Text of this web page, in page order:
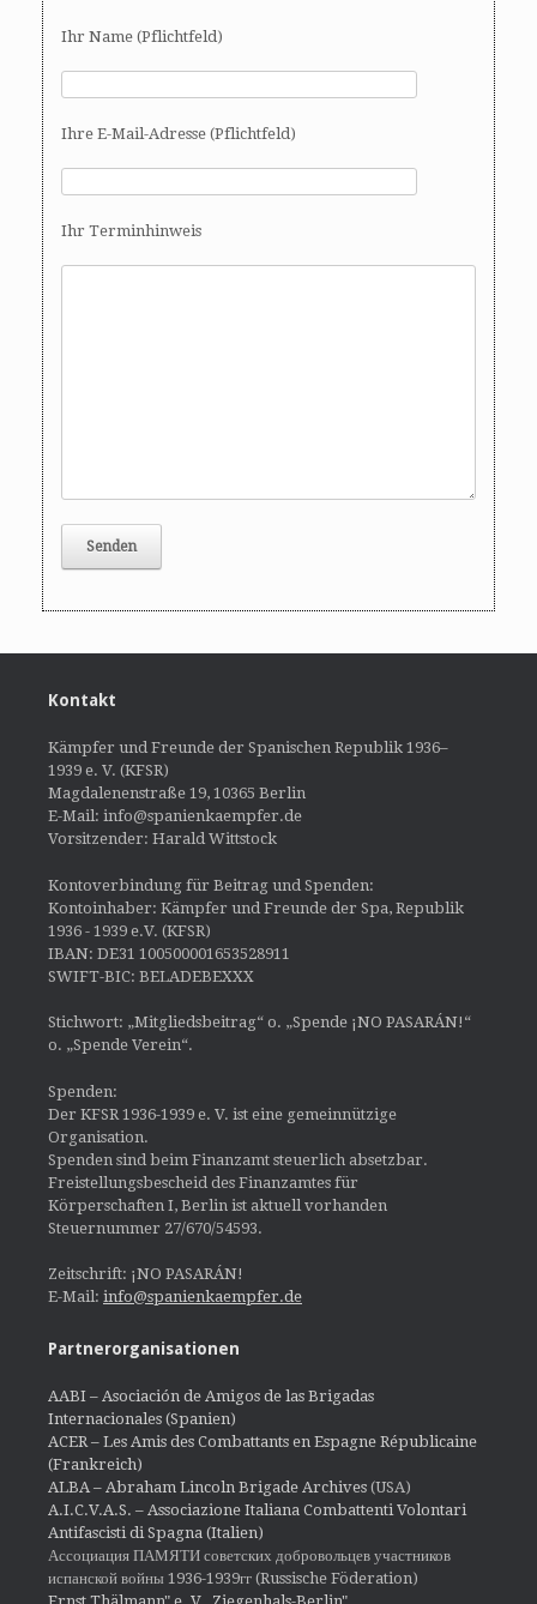
Ihr Name (Pflichtfeld)
Ihre E-Mail-Adresse (Pflichtfeld)
Ihr Terminhinweis
Kontakt
Kämpfer und Freunde der Spanischen Republik 1936–
1939 e. V. (KFSR)
Magdalenenstraße 19, 10365 Berlin
E-Mail: info@spanienkaempfer.de
Vorsitzender: Harald Wittstock
Kontoverbindung für Beitrag und Spenden:
Kontoinhaber: Kämpfer und Freunde der Spa, Republik
1936 - 1939 e.V. (KFSR)
IBAN: DE31 100500001653528911
SWIFT-BIC: BELADEBEXXX
Stichwort: „Mitgliedsbeitrag“ o. „Spende ¡NO PASARÁN!“
o. „Spende Verein“.
Spenden:
Der KFSR 1936-1939 e. V. ist eine gemeinnützige
Organisation.
Spenden sind beim Finanzamt steuerlich absetzbar.
Freistellungsbescheid des Finanzamtes für
Körperschaften I, Berlin ist aktuell vorhanden
Steuernummer 27/670/54593.
Zeitschrift: ¡NO PASARÁN!
E-Mail: info@spanienkaempfer.de
Partnerorganisationen
AABI – Asociación de Amigos de las Brigadas
Internacionales (Spanien)
ACER – Les Amis des Combattants en Espagne Républicaine
(Frankreich)
ALBA – Abraham Lincoln Brigade Archives (USA)
A.I.C.V.A.S. – Associazione Italiana Combattenti Volontari
Antifascisti di Spagna (Italien)
Ассоциация ПАМЯТИ советских добровольцев участников
испанской войны 1936-1939гг (Russische Föderation)